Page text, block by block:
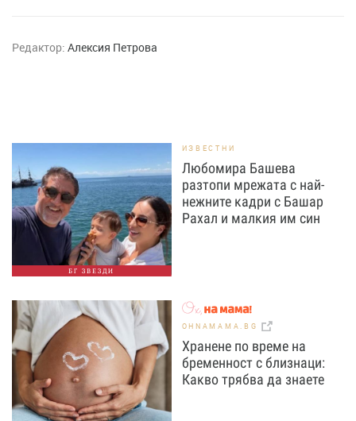
Редактор: Алексия Петрова
БГ ЗВЕЗДИ
ИЗВЕСТНИ
Любомира Башева
разтопи мрежата с най-
нежните кадри с Башар
Рахал и малкия им син
OHNAMAMA.BG
Хранене по време на
бременност с близнаци:
Какво трябва да знаете